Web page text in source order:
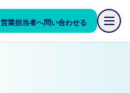
営業担当者へ問い合わせる